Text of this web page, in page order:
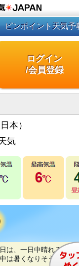
ピンポイント天気予
ログイン
/会員登録
本）
気
は、一日中晴れるでし
は暑くなりそうです。